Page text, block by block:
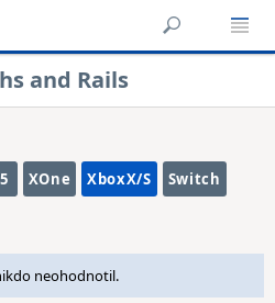
and Rails
XOne XboxX/S Switch
neohodnotil.